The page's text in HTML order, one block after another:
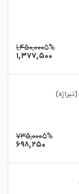
۱,۴۵۰,۰۰۰۵%
۱,۳۷۷,۵۰۰
۷۳۵,۰۰۰۵%
۶۹۸,۲۵۰